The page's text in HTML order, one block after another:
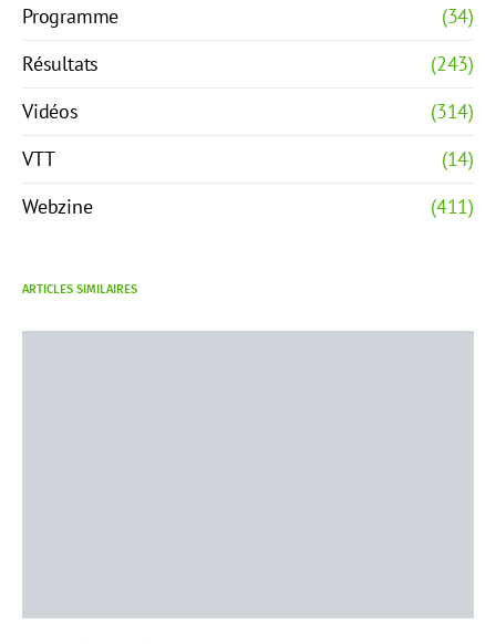
Programme
(34)
Résultats
(243)
Vidéos
(314)
VTT
(14)
Webzine
(411)
ARTICLES SIMILAIRES